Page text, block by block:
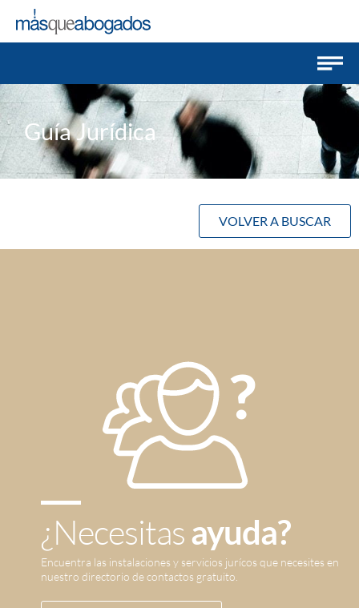
Guía Jurídica
VOLVER A BUSCAR
¿Necesitasayuda?
Encuentra las instalaciones y servicios jurícos que necesites en
nuestro directorio de contactos gratuito.